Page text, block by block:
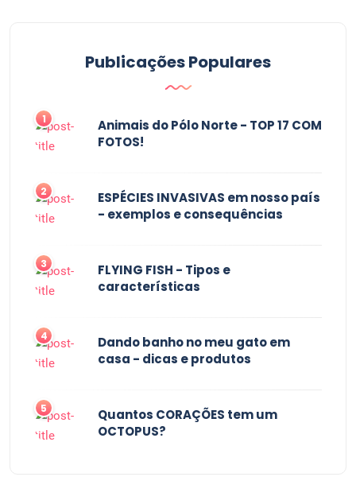
Publicações Populares
1
Animais do Pólo Norte - TOP 17 COM
FOTOS!
2
ESPÉCIES INVASIVAS em nosso país
- exemplos e consequências
3
FLYING FISH - Tipos e
características
4
Dando banho no meu gato em
casa - dicas e produtos
5
Quantos CORAÇÕES tem um
OCTOPUS?